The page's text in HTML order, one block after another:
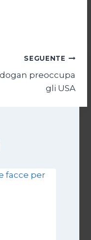
SEGUENTE
preoccupa
gli USA